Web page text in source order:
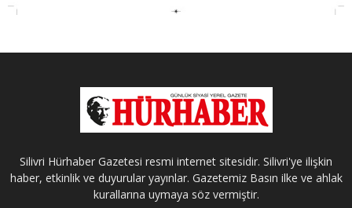
Silivri Hürhaber Gazetesi resmi internet sitesidir. Silivri'ye ilişkin
haber, etkinlik ve duyurular yayınlar. Gazetemiz Basın ilke ve ahlak
kurallarına uymaya söz vermiştir.